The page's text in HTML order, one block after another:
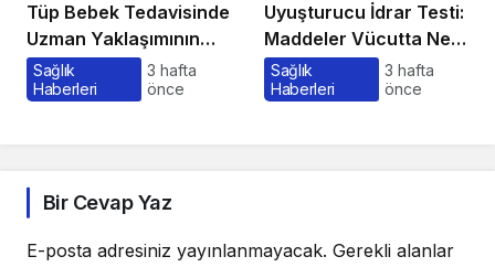
Tüp Bebek Tedavisinde
Uzman Yaklaşımının
Önemi ve Bilinmesi
Gerekenler
Sağlık
Haberleri
3 hafta
önce
Uyuşturucu İdrar Testi:
Maddeler Vücutta Ne
Kadar Kalır, Süreç
Nasıl İşler?
Sağlık
Haberleri
3 hafta
önce
Bir Cevap Yaz
E-posta adresiniz yayınlanmayacak. Gerekli alanlar